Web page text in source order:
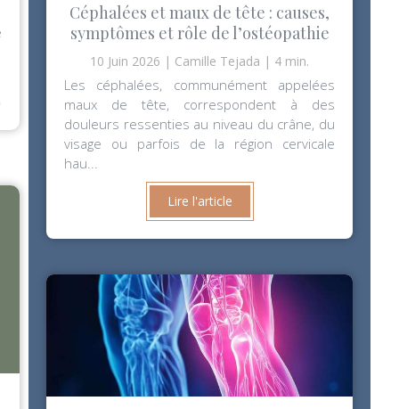
Céphalées et maux de tête : causes,
symptômes et rôle de l’ostéopathie
10 Juin 2026 Camille Tejada 4 min.
Les céphalées, communément appelées
maux de tête, correspondent à des
douleurs ressenties au niveau du crâne, du
visage ou parfois de la région cervicale
hau...
Lire l'article